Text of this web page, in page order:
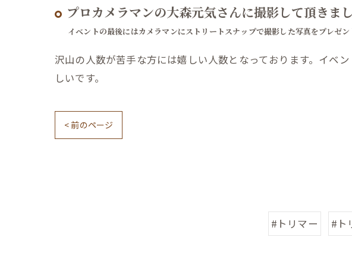
プロカメラマンの大森元気さんに撮影して頂きまし
イベントの最後にはカメラマンにストリートスナップで撮影した写真をプレゼン
沢山の人数が苦手な方には嬉しい人数となっております。イベ
しいです。
< 前のページ
#トリマー #ト